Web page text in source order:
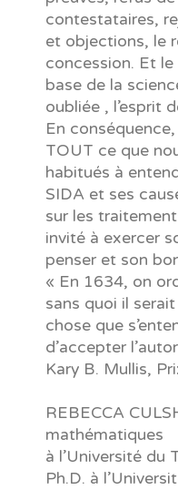
contestataires,
et objections, le
concession. Et
base de la
oubliée , l’esprit
En
TOUT ce que
habitués à
SIDA et ses
sur les
invité à exercer
penser et son
« En 1634, on
sans quoi il
chose que
d’accepter
Kary B. Mullis,
REBECCA
mathématiques
à l’Université du
Ph.D. à